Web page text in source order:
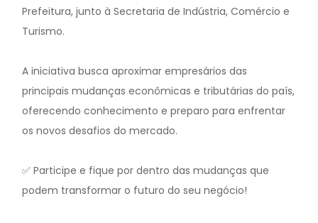
Prefeitura, junto à Secretaria de Indústria, Comércio e
Turismo.
A iniciativa busca aproximar empresários das
principais mudanças econômicas e tributárias do país,
oferecendo conhecimento e preparo para enfrentar
os novos desafios do mercado.
✅ Participe e fique por dentro das mudanças que
podem transformar o futuro do seu negócio!